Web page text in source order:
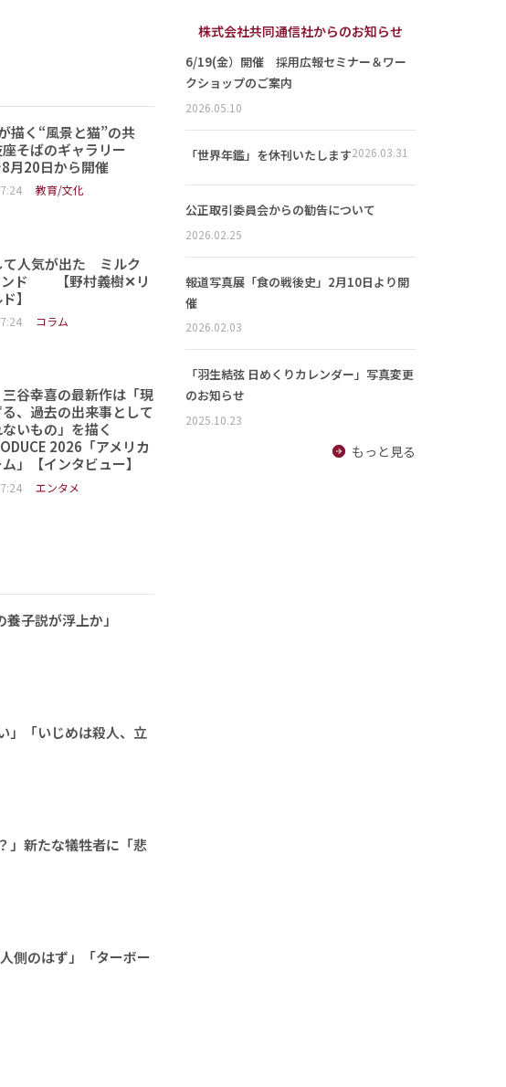
描く“風景と猫”の共
そばのギャラリー
8月20日から開催
教育/文化
て人気が出た ミルク
ンド 【野村義樹✕リ
】
コラム
谷幸喜の最新作は「現
、過去の出来事として
ないもの」を描く
2026「アメリカ
」【インタビュー】
エンタメ
子説が浮上か」
」「いじめは殺人、立
」新たな犠牲者に「悲
側のはず」「ターボー
株式会社共同通信社からのお知らせ
6/19(金）開催 採用広報セミナー＆ワー
クショップのご案内
2026.05.10
「世界年鑑」を休刊いたします2026.03.31
公正取引委員会からの勧告について
2026.02.25
報道写真展「食の戦後史」2月10日より開
催
2026.02.03
「羽生結弦 日めくりカレンダー」写真変更
のお知らせ
2025.10.23
もっと見る